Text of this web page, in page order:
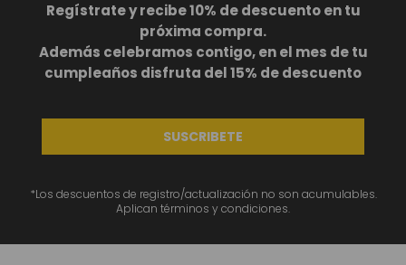
Regístrate y recibe 10% de descuento en tu
próxima compra.
Además celebramos contigo, en el mes de tu
cumpleaños disfruta del 15% de descuento
SUSCRIBETE
*Los descuentos de registro/actualización no son acumulables.
Aplican términos y condiciones.